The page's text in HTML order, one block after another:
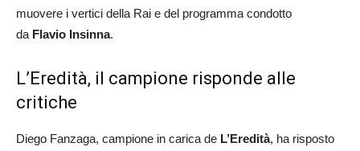
muovere i vertici della Rai e del programma condotto
da Flavio Insinna.
L’Eredità, il campione risponde alle
critiche
Diego Fanzaga, campione in carica de L’Eredità, ha risposto